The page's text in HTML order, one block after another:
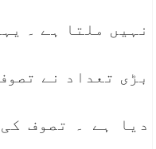
نہیں ملتا ہے ۔
بڑی تعداد نے
دیا ہے ۔ تصوف